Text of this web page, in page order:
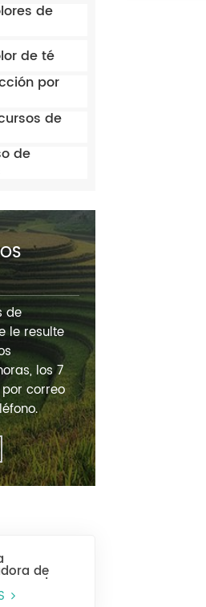
de
de té
por
de
de
de
le resulte
los 7
correo
de
arroz de
MR128